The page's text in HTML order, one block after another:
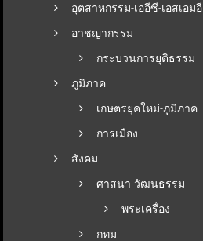
อุตสาหกรรม-เออีซี-เอสเอมอี
อาชญากรรม
กระบวนการยุติธรรม
ภูมิภาค
เกษตรยุคใหม่-ภูมิภาค
การเมือง
สังคม
ศาสนา-วัฒนธรรม
พระเครื่อง
กทม